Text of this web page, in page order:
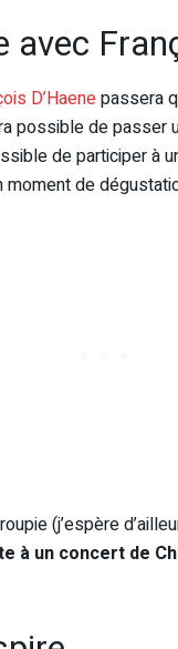
D’Haenepassera
possible de passer
de participer à
moment de
(j’espère
à un concert de